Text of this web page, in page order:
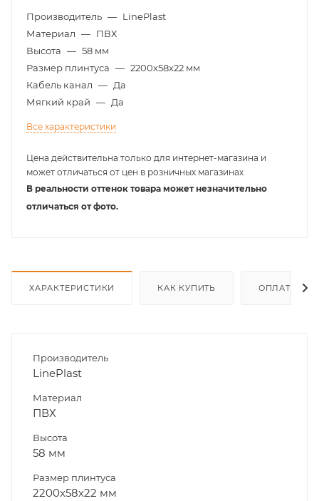
Производитель — LinePlast
Материал — ПВХ
Высота — 58 мм
Размер плинтуса — 2200х58х22 мм
Кабель канал — Да
Мягкий край — Да
Все характеристики
Цена действительна только для интернет-магазина и
может отличаться от цен в розничных магазинах
В реальности оттенок товара может незначительно
отличаться от фото.
ХАРАКТЕРИСТИКИ КАК КУПИТЬ ОПЛАТА
Производитель
LinePlast
Материал
ПВХ
Высота
58 мм
Размер плинтуса
2200х58х22 мм